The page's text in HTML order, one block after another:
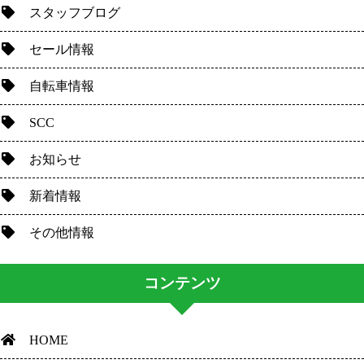
スタッフブログ
セール情報
自転車情報
SCC
お知らせ
新着情報
その他情報
コンテンツ
HOME